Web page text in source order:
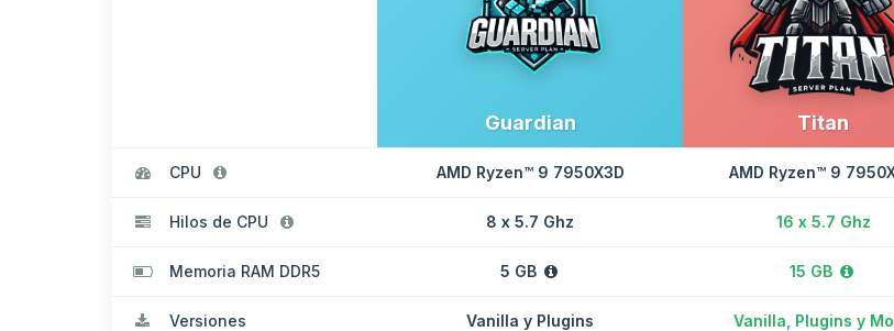
Guardian Titan
CPU AMD Ryzen™ 9 7950X3D AMD Ryzen™ 9
Hilos de CPU 8 x 5.7 Ghz 16 x 5.7 Ghz
Memoria RAM DDR5 5 GB 15 GB
Versiones Vanilla y Plugins Vanilla, Plugins y